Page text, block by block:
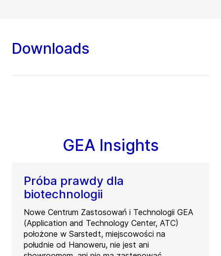
Downloads
GEA Insights
Próba prawdy dla
biotechnologii
Nowe Centrum Zastosowań i Technologii GEA
(Application and Technology Center, ATC)
położone w Sarstedt, miejscowości na
południe od Hanoweru, nie jest ani